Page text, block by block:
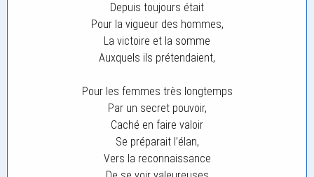
Depuis toujours était
Pour la vigueur des hommes,
La victoire et la somme
Auxquels ils prétendaient,
Pour les femmes très longtemps
Par un secret pouvoir,
Caché en faire valoir
Se préparait l’élan,
Vers la reconnaissance